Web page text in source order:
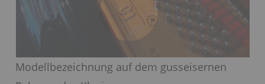
Modellbezeichnung auf dem gusseisernen